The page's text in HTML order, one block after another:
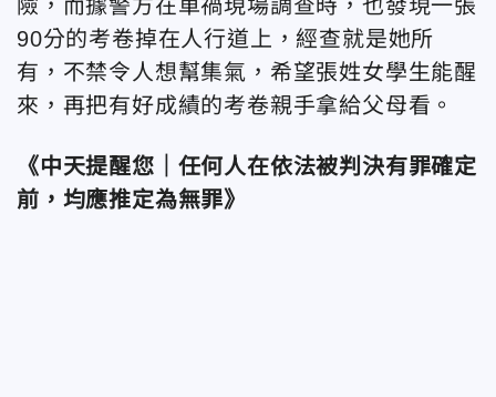
險，而據警方在車禍現場調查時，也發現一張
90分的考卷掉在人行道上，經查就是她所
有，不禁令人想幫集氣，希望張姓女學生能醒
來，再把有好成績的考卷親手拿給父母看。
《中天提醒您｜任何人在依法被判決有罪確定
前，均應推定為無罪》